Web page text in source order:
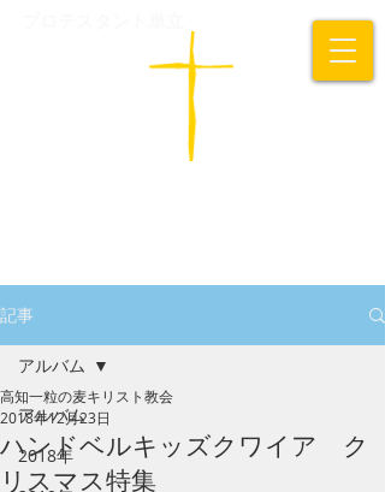
記事
アルバム
2018年
アルバム
ハンドベルキッズクワイア ク
リスマス特集
高知一粒の麦キリスト教会
2018年12月23日